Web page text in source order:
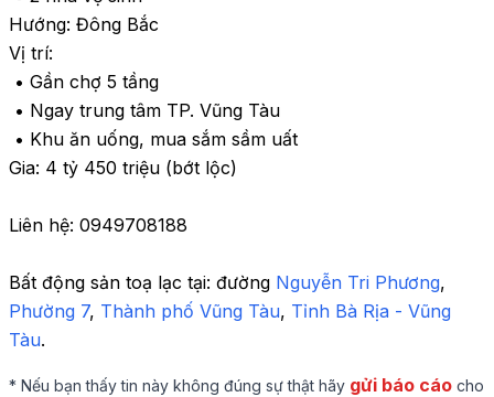
Hướng: Đông Bắc
Vị trí:
Gia: 4 tỷ 450 triệu (bớt lộc)
Liên hệ: 0949708188
Bất động sản toạ lạc tại: đường Nguyễn Tri Phương
Phường 7, Thành phố Vũng Tàu, Tỉnh Bà Rịa - Vũng
Tàu.
* Nếu bạn thấy tin này không đúng sự thật hãy gửi báo cáo cho